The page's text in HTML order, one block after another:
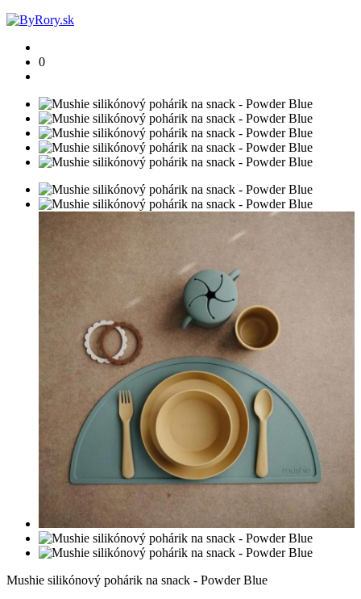
0
Mushie silikónový pohárik na snack - Powder Blue